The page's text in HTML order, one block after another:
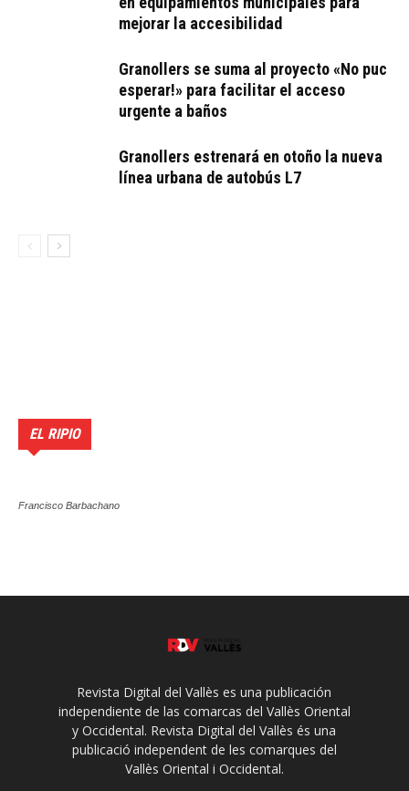
mejorar la accesibilidad
Granollers se suma al proyecto «No puc
esperar!» para facilitar el acceso
urgente a baños
Granollers estrenará en otoño la nueva
línea urbana de autobús L7
EL RIPIO
Francisco Barbachano
Revista Digital del Vallès es una publicación
independiente de las comarcas del Vallès Oriental
y Occidental. Revista Digital del Vallès és una
publicació independent de les comarques del
Vallès Oriental i Occidental.